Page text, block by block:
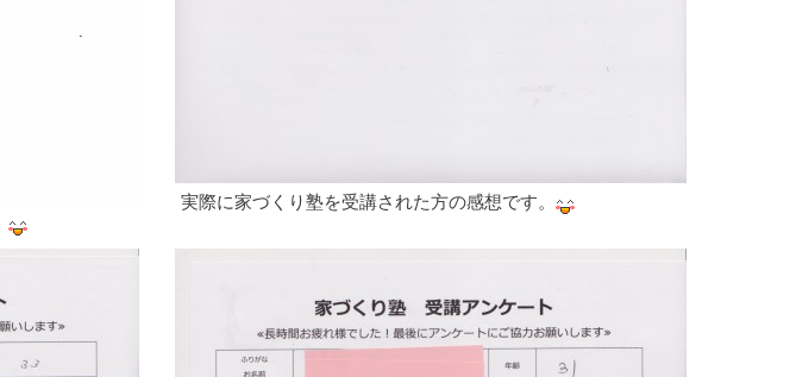
実際に家づくり塾を受講された方の感想です。